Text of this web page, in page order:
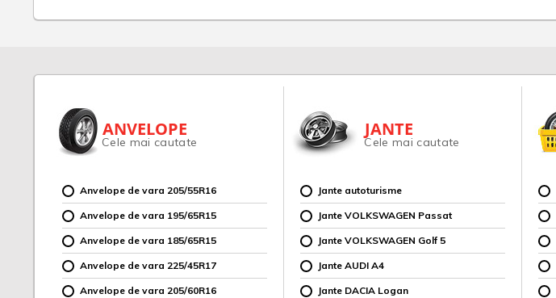
ANVELOPE
Cele mai cautate
Anvelope de vara 205/55R16
Anvelope de vara 195/65R15
Anvelope de vara 185/65R15
Anvelope de vara 225/45R17
Anvelope de vara 205/60R16
JANTE
Cele mai cautate
Jante autoturisme
Jante VOLKSWAGEN Passat
Jante VOLKSWAGEN Golf 5
Jante AUDI A4
Jante DACIA Logan